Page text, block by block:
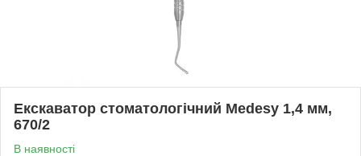
Екскаватор стоматологічний Medesy 1,4 мм,
670/2
В наявності